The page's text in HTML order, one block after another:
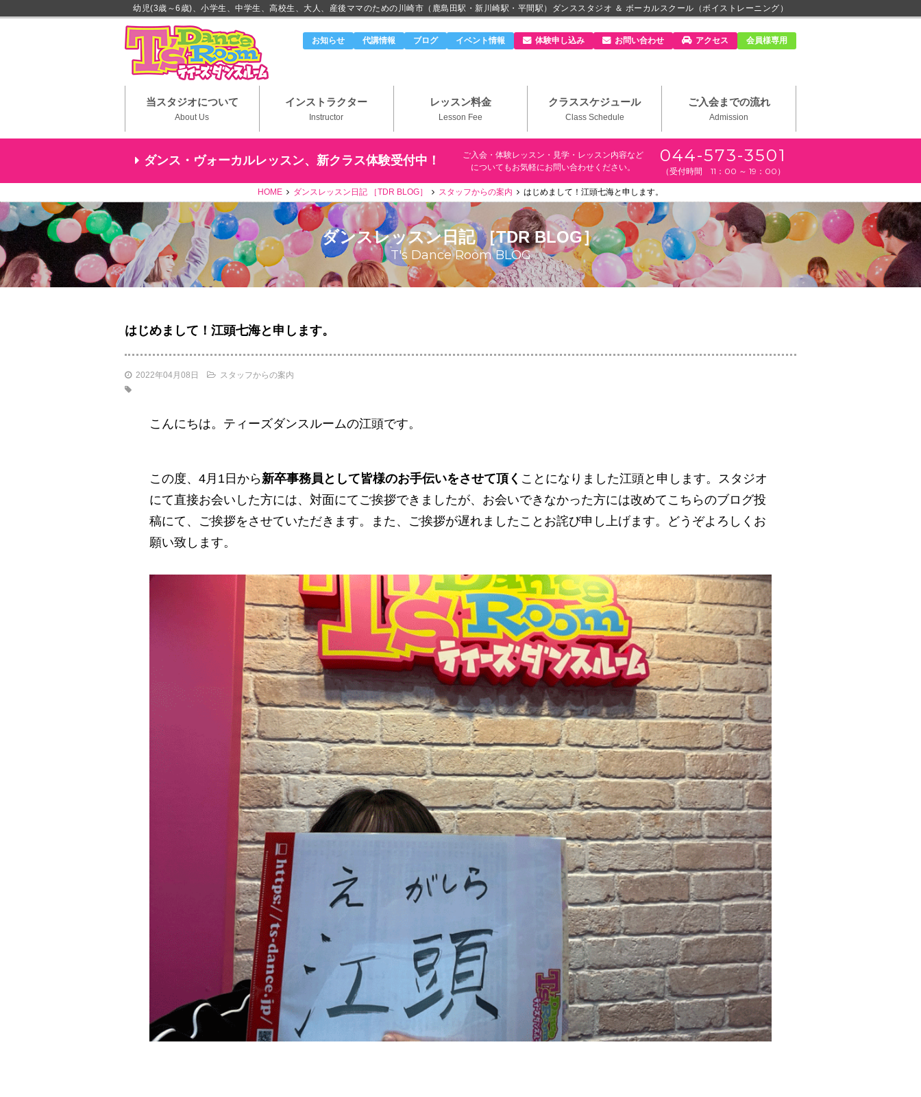
幼児(3歳～6歳)、小学生、中学生、高校生、大人、産後ママのための川崎市（鹿島田駅・新川崎駅・平間駅）ダンススタジオ ＆ ボーカルスクール（ボイストレーニング）
川崎市のダンススタジオ＆ボーカルスクール「T's Dance Room」
お知らせ 代講情報 ブログ イベント情報 体験申し込み お問い合わせ アクセス 会員様専用
当スタジオについて
About Us
インストラクター
Instructor
レッスン料金
Lesson Fee
クラススケジュール
Class Schedule
ご入会までの流れ
Admission
ダンス・ヴォーカルレッスン、新クラス体験受付中！
ご入会・体験レッスン・見学・レッスン内容など
についてもお気軽にお問い合わせください。
044-573-3501
（受付時間 11：00 ～ 19：00）
HOME ダンスレッスン日記 ［TDR BLOG］ スタッフからの案内 はじめまして！江頭七海と申します。
ダンスレッスン日記 ［TDR BLOG］
T's Dance Room BLOG
はじめまして！江頭七海と申します。
2022年04月08日 スタッフからの案内
こんにちは。ティーズダンスルームの江頭です。
この度、4月1日から新卒事務員として皆様のお手伝いをさせて頂く ことになりました江頭と申します。スタジオ
にて直接お会いした方には、対面にてご挨拶できましたが、お会いできなかった方には改めてこちらのブログ投
稿にて、ご挨拶をさせていただきます。また、ご挨拶が遅れましたことお詫び申し上げます。どうぞよろしくお
願い致します。